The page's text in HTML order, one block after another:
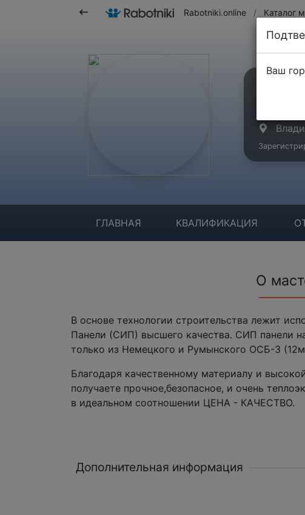
Rabotniki.online / Каталог
ГЛАВНАЯ КВАЛИФИКАЦИЯ
О
В основе технологии строительства лежит
Панели (СИП) высшего качества. СИП панели
только из Немецкого и Румынского ОСБ-3
Благодаря качественному материалу и
получаете прочное,безопасное, и очень
в идеальном соотношении ЦЕНА - КАЧЕСТВО.
Дополнительная информация
Ваш